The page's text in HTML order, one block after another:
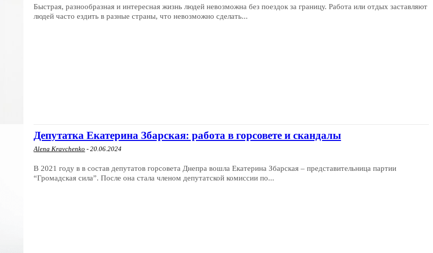
Быстрая, разнообразная и интересная жизнь людей невозможна без поездок за границу. Работа или отдых заставляют
людей часто ездить в разные страны, что невозможно сделать...
Депутатка Екатерина Збарская: работа в горсовете и скандалы
Alena Kravchenko - 20.06.2024
В 2021 году в в состав депутатов горсовета Днепра вошла Екатерина Збарская – представительница партии
“Громадская сила”. После она стала членом депутатской комиссии по...